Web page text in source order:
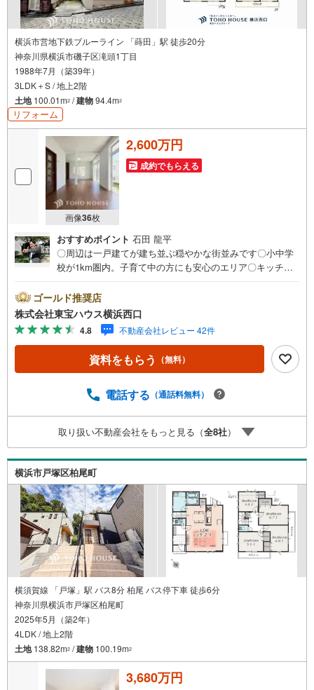
横浜市営地下鉄ブルーライン 「蒔田」駅 徒歩20分
神奈川県横浜市磯子区滝頭1丁目
1988年7月（築39年）
3LDK＋S / 地上2階
土地100.01m2 /建物94.4m2
リフォーム
画像36枚
2,600万円
成約でもらえる
おすすめポイント 石田 龍平
〇周辺は一戸建てが建ち並ぶ穏やかな街並みです〇小中学
校が1km圏内。子育て中の方にも安心のエリア〇キッチン
不動産キャンペーン対象店舗ーーーー当店で物件を成約す
るとPayPayボーナスライトがもらえる「Yahoo！ 不動産
物件ご成約キャンペーン」の対象になります。「資料をも
らう」「見学予約をする」ボタンからお問い合わせくださ
い。※必ずYahoo！ JAPAN IDでログインしてください。※P
ayPayボーナスライトは出金と譲渡はできません。有効期
ーーーーーーーーーーーー紹介金融機関/都市銀行利率/年利
利情勢により表記の返済額と異なる場合があります。ーー
ーーーーーーーーーーーーーーーーーーーーーーー
ゴールド推奨店
株式会社東宝ハウス横浜西口
4.8 不動産会社レビュー 42件
資料をもらう （無料）
電話する （通話料無料）
取り扱い不動産会社をもっと見る（全8社）
横浜市戸塚区柏尾町
横須賀線 「戸塚」駅 バス8分 柏尾 バス停下車 徒歩6分
神奈川県横浜市戸塚区柏尾町
2025年5月（築2年）
4LDK / 地上2階
土地138.82m2 /建物 100.19m2
3,680万円